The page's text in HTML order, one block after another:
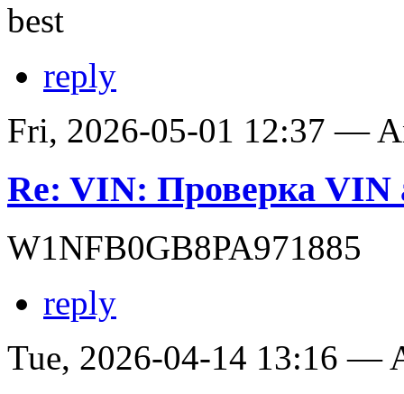
best
reply
Fri, 2026-05-01 12:37 —
Re: VIN: Проверка VIN
W1NFB0GB8PA971885
reply
Tue, 2026-04-14 13:16 —